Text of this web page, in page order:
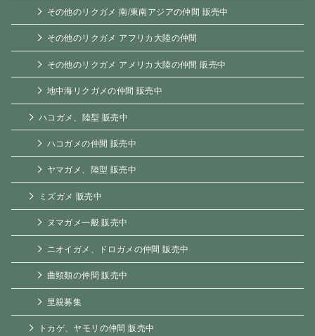
その他のリクガメ 南/東南アジアの仲間 販売中
その他のリクガメ アフリカ大陸の仲間
その他のリクガメ アメリカ大陸の仲間 販売中
地中海リクガメの仲間 販売中
ハコガメ、陸型 販売中
ハコガメの仲間 販売中
ヤマガメ、陸型 販売中
ミズガメ 販売中
ヌマガメ一般 販売中
ニオイガメ、ドロガメの仲間 販売中
曲頸類の仲間 販売中
里親募集
トカゲ、ヤモリの仲間 販売中